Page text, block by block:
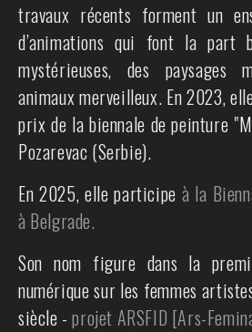
travaux récents forment un
d’animations qui font la part
mystérieuses, des paysages
animaux merveilleux. En 2023,
prix de la biennale de peinture
Pozarevac (Serbie).
En 2025, elle participe à la
à Belgrade.
Son nom figure dans la
numérique sur les femmes
siècle -projet ARSFID [Ars-